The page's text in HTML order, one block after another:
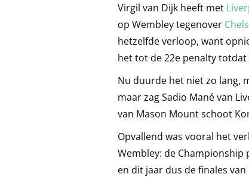
Virgil van Dijk heeft met
op Wembley tegenover
hetzelfde verloop, want
het tot de 22e penalty totdat
Nu duurde het niet zo lang,
maar zag Sadio Mané van
van Mason Mount schoot
Opvallend was vooral het
Wembley: de Championship
en dit jaar dus de finales van